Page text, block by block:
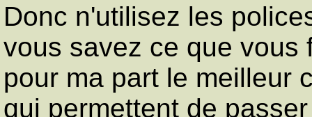
Donc n'utilisez les
vous savez ce que vous
pour ma part le meilleur
qui permettent de